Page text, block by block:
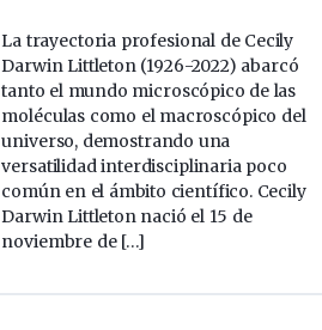
La trayectoria profesional de Cecily
Darwin Littleton (1926-2022) abarcó
tanto el mundo microscópico de las
moléculas como el macroscópico del
universo, demostrando una
versatilidad interdisciplinaria poco
común en el ámbito científico. Cecily
Darwin Littleton nació el 15 de
noviembre de […]